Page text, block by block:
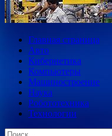
Главная страница
Авто
Кибернетика
Компьютеры
Машиностроение
Наука
Робототехника
Технологии
Найти: